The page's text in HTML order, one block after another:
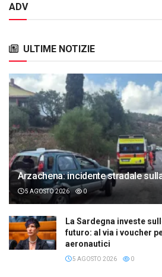
ADV
ULTIME NOTIZIE
Arzachena: incidente stradale
5 AGOSTO 2026 0
La Sardegna investe
futuro: al via i voucher
aeronautici
5 AGOSTO 2026 0